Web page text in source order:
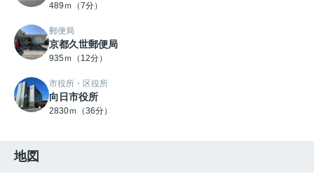
489ｍ（7分）
郵便局
京都久世郵便局
935ｍ（12分）
市役所・区役所
向日市役所
2830ｍ（36分）
地図